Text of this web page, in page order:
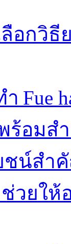
อกวิ
Fue
พร้อม
น์สำคั
ช่วย